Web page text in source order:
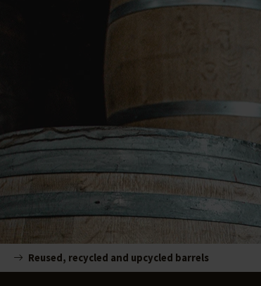
Reused, recycled and upcycled barrels